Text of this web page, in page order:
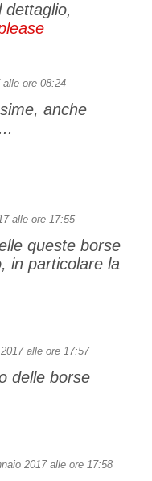
dettaglio,
alle ore 08:24
anche
alle ore 17:55
queste borse
in particolare la
alle ore 17:57
delle borse
2017 alle ore 17:58